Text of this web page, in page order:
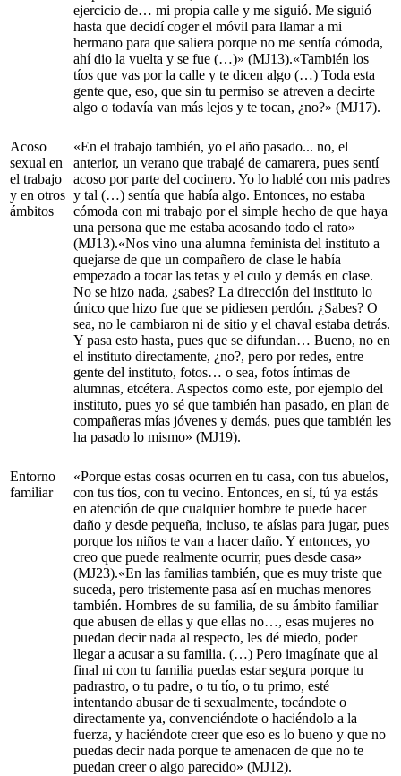
ejercicio de… mi propia calle y me siguió. Me siguió
hasta que decidí coger el móvil para llamar a mi
hermano para que saliera porque no me sentía cómoda,
ahí dio la vuelta y se fue (…)» (MJ13).«También los
tíos que vas por la calle y te dicen algo (…) Toda esta
gente que, eso, que sin tu permiso se atreven a decirte
algo o todavía van más lejos y te tocan, ¿no?» (MJ17).
Acoso
sexual en
el trabajo
y en otros
ámbitos
«En el trabajo también, yo el año pasado... no, el
anterior, un verano que trabajé de camarera, pues sentí
acoso por parte del cocinero. Yo lo hablé con mis padres
y tal (…) sentía que había algo. Entonces, no estaba
cómoda con mi trabajo por el simple hecho de que haya
una persona que me estaba acosando todo el rato»
(MJ13).«Nos vino una alumna feminista del instituto a
quejarse de que un compañero de clase le había
empezado a tocar las tetas y el culo y demás en clase.
No se hizo nada, ¿sabes? La dirección del instituto lo
único que hizo fue que se pidiesen perdón. ¿Sabes? O
sea, no le cambiaron ni de sitio y el chaval estaba detrás.
Y pasa esto hasta, pues que se difundan… Bueno, no en
el instituto directamente, ¿no?, pero por redes, entre
gente del instituto, fotos… o sea, fotos íntimas de
alumnas, etcétera. Aspectos como este, por ejemplo del
instituto, pues yo sé que también han pasado, en plan de
compañeras mías jóvenes y demás, pues que también les
ha pasado lo mismo» (MJ19).
Entorno
familiar
«Porque estas cosas ocurren en tu casa, con tus abuelos,
con tus tíos, con tu vecino. Entonces, en sí, tú ya estás
en atención de que cualquier hombre te puede hacer
daño y desde pequeña, incluso, te aíslas para jugar, pues
porque los niños te van a hacer daño. Y entonces, yo
creo que puede realmente ocurrir, pues desde casa»
(MJ23).«En las familias también, que es muy triste que
suceda, pero tristemente pasa así en muchas menores
también. Hombres de su familia, de su ámbito familiar
que abusen de ellas y que ellas no…, esas mujeres no
puedan decir nada al respecto, les dé miedo, poder
llegar a acusar a su familia. (…) Pero imagínate que al
final ni con tu familia puedas estar segura porque tu
padrastro, o tu padre, o tu tío, o tu primo, esté
intentando abusar de ti sexualmente, tocándote o
directamente ya, convenciéndote o haciéndolo a la
fuerza, y haciéndote creer que eso es lo bueno y que no
puedas decir nada porque te amenacen de que no te
puedan creer o algo parecido» (MJ12).